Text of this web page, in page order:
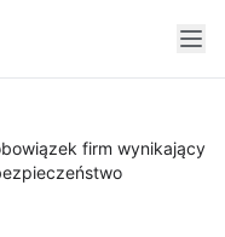
firm wynikający